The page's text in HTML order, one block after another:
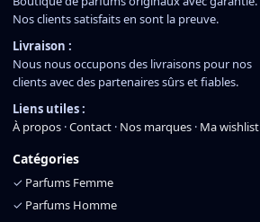
Nos clients satisfaits en sont la preuve.
Livraison :
Nous nous occupons des livraisons pour nos
clients avec des partenaires sûrs et fiables.
Liens utiles :
À propos ·Contact · Nos marques · Ma wishlist
Catégories
✓ Parfums Femme
✓ Parfums Homme